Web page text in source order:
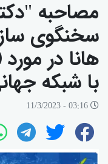
مصاحبە
سخنگوی
هانا در
با شبکە